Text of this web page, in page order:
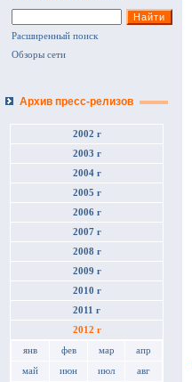
Расширенный поиск
Обзоры сети
Архив пресс-релизов
2002 г
2003 г
2004 г
2005 г
2006 г
2007 г
2008 г
2009 г
2010 г
2011 г
2012 г
янв фев мар апр
май июн июл авг